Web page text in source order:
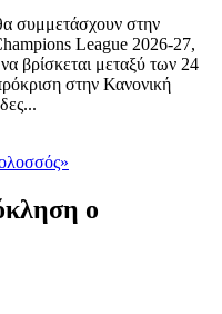
συμμετάσχουν στην
League 2026-27,
βρίσκεται μεταξύ των 24
στην Κανονική
ο